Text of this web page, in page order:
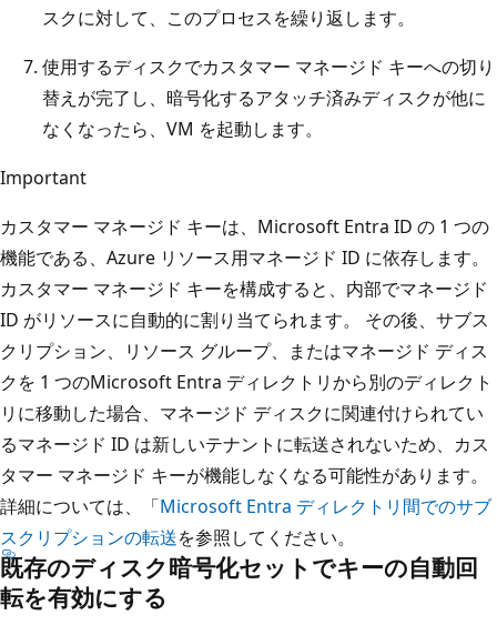
スクに対して、このプロセスを繰り返します。
使用するディスクでカスタマー マネージド キーへの切り
替えが完了し、暗号化するアタッチ済みディスクが他に
なくなったら、VM を起動します。
Important
カスタマー マネージド キーは、Microsoft Entra ID の 1 つの
機能である、Azure リソース用マネージド ID に依存します。
カスタマー マネージド キーを構成すると、内部でマネージド
ID がリソースに自動的に割り当てられます。 その後、サブス
クリプション、リソース グループ、またはマネージド ディス
クを 1 つのMicrosoft Entra ディレクトリから別のディレクト
リに移動した場合、マネージド ディスクに関連付けられてい
るマネージド ID は新しいテナントに転送されないため、カス
タマー マネージド キーが機能しなくなる可能性があります。
詳細については、「Microsoft Entra ディレクトリ間でのサブ
スクリプションの転送を参照してください。
既存のディスク暗号化セットでキーの自動回
転を有効にする